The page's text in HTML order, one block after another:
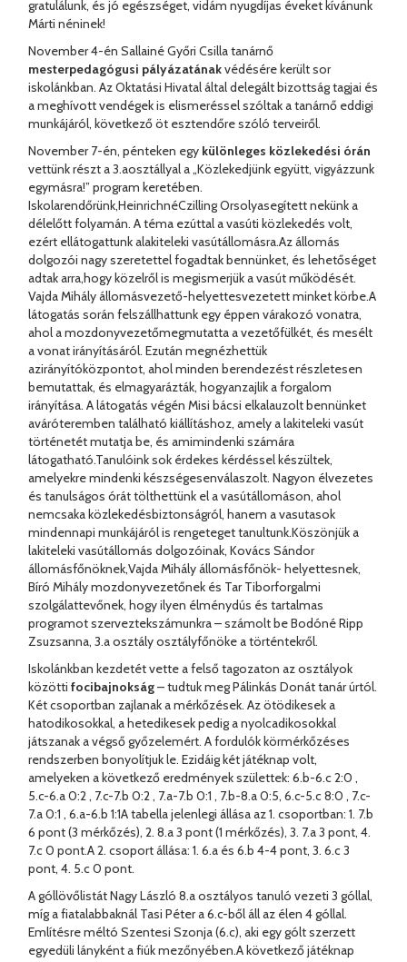
gratulálunk, és jó egészséget, vidám nyugdíjas éveket kívánunk
Márti néninek!
November 4-én Sallainé Győri Csilla tanárnő
mesterpedagógusi pályázatánakvédésére került sor
iskolánkban. Az Oktatási Hivatal által delegált bizottság tagjai és
a meghívott vendégek is elismeréssel szóltak a tanárnő eddigi
munkájáról, következő öt esztendőre szóló terveiről.
November 7-én, pénteken egy különleges közlekedési órán
vettünk részt a 3.aosztállyal a „Közlekedjünk együtt, vigyázzunk
egymásra!” program keretében.
Iskolarendőrünk,HeinrichnéCzilling Orsolyasegített nekünk a
délelőtt folyamán. A téma ezúttal a vasúti közlekedés volt,
ezért ellátogattunk alakiteleki vasútállomásra.Az állomás
dolgozói nagy szeretettel fogadtak bennünket, és lehetőséget
adtak arra,hogy közelről is megismerjük a vasút működését.
Vajda Mihály állomásvezető-helyettesvezetett minket körbe.A
látogatás során felszállhattunk egy éppen várakozó vonatra,
ahol a mozdonyvezetőmegmutatta a vezetőfülkét, és mesélt
a vonat irányításáról. Ezután megnézhettük
azirányítóközpontot, ahol minden berendezést részletesen
bemutattak, és elmagyarázták, hogyanzajlik a forgalom
irányítása. A látogatás végén Misi bácsi elkalauzolt bennünket
aváróteremben található kiállításhoz, amely a lakiteleki vasút
történetét mutatja be, és amimindenki számára
látogatható.Tanulóink sok érdekes kérdéssel készültek,
amelyekre mindenki készségesenválaszolt. Nagyon élvezetes
és tanulságos órát tölthettünk el a vasútállomáson, ahol
nemcsaka közlekedésbiztonságról, hanem a vasutasok
mindennapi munkájáról is rengeteget tanultunk.Köszönjük a
lakiteleki vasútállomás dolgozóinak, Kovács Sándor
állomásfőnöknek,Vajda Mihály állomásfőnök- helyettesnek,
Bíró Mihály mozdonyvezetőnek és Tar Tiborforgalmi
szolgálattevőnek, hogy ilyen élménydús és tartalmas
programot szerveztekszámunkra – számolt be Bodóné Ripp
Zsuzsanna, 3.a osztály osztályfőnöke a történtekről.
Iskolánkban kezdetét vette a felső tagozaton az osztályok
közötti focibajnokság– tudtuk meg Pálinkás Donát tanár úrtól.
Két csoportban zajlanak a mérkőzések. Az ötödikesek a
hatodikosokkal, a hetedikesek pedig a nyolcadikosokkal
játszanak a végső győzelemért. A fordulók körmérkőzéses
rendszerben bonyolítjuk le. Ezidáig két játéknap volt,
amelyeken a következő eredmények születtek: 6.b-6.c 2:0 ,
5.c-6.a 0:2 , 7.c-7.b 0:2 , 7.a-7.b 0:1 , 7.b-8.a 0:5, 6.c-5.c 8:0 , 7.c-
7.a 0:1 , 6.a-6.b 1:1A tabella jelenlegi állása az 1. csoportban: 1. 7.b
6 pont (3 mérkőzés), 2. 8.a 3 pont (1 mérkőzés), 3. 7.a 3 pont, 4.
7.c 0 pont.A 2. csoport állása: 1. 6.a és 6.b 4-4 pont, 3. 6.c 3
pont, 4. 5.c 0 pont.
A góllövőlistát Nagy László 8.a osztályos tanuló vezeti 3 góllal,
míg a fiatalabbaknál Tasi Péter a 6.c-ből áll az élen 4 góllal.
Említésre méltó Szentesi Szonja (6.c), aki egy gólt szerzett
egyedüli lányként a fiúk mezőnyében.A következő játéknap